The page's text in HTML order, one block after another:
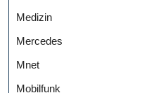
Medizin
Mercedes
Mnet
Mobilfunk